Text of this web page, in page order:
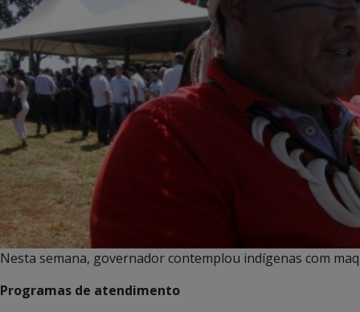
Nesta semana, governador contemplou indígenas com
Programas de atendimento